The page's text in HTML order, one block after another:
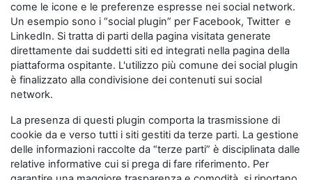
come le icone e le preferenze espresse nei social network.
Un esempio sono i “social plugin” per Facebook, Twitter e
LinkedIn. Si tratta di parti della pagina visitata generate
direttamente dai suddetti siti ed integrati nella pagina della
piattaforma ospitante. L'utilizzo più comune dei social plugin
è finalizzato alla condivisione dei contenuti sui social
network.
La presenza di questi plugin comporta la trasmissione di
cookie da e verso tutti i siti gestiti da terze parti. La gestione
delle informazioni raccolte da “terze parti” è disciplinata dalle
relative informative cui si prega di fare riferimento. Per